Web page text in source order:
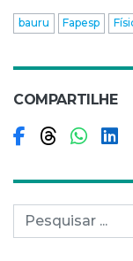
bauru Fapesp
COMPARTILHE
Pesquisar por: